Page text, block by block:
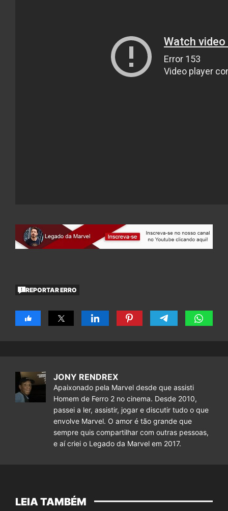
REPORTAR ERRO
JONY RENDREX
Apaixonado pela Marvel desde que assisti
Homem de Ferro 2 no cinema. Desde 2010,
passei a ler, assistir, jogar e discutir tudo o que
envolve Marvel. O amor é tão grande que
sempre quis compartilhar com outras pessoas,
e aí criei o Legado da Marvel em 2017.
LEIA TAMBÉM